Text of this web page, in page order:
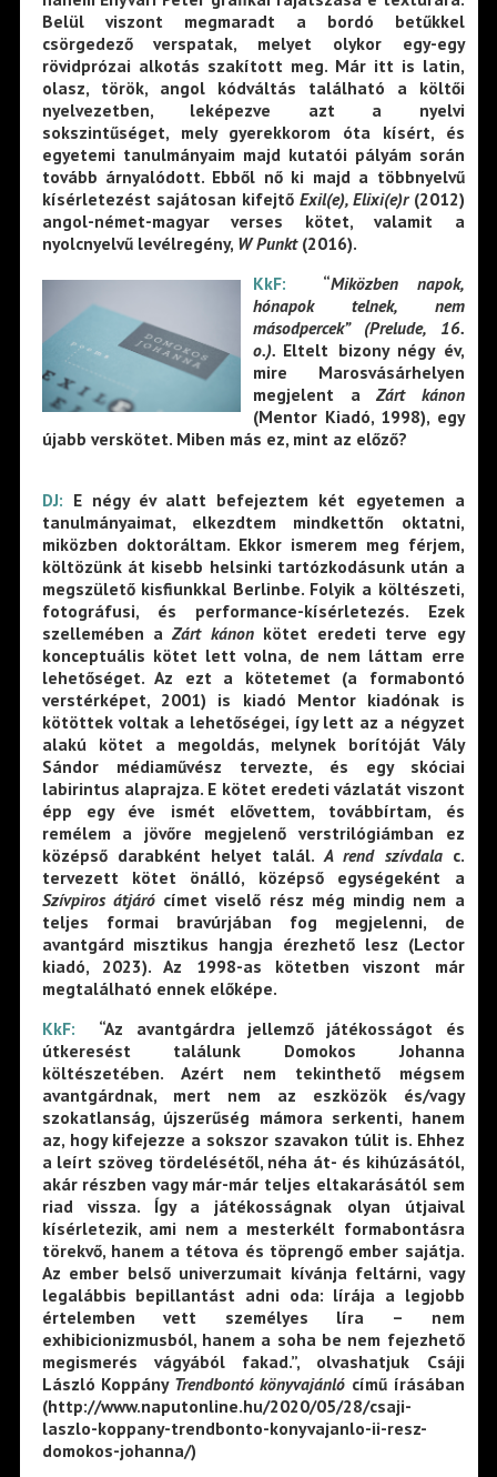
Belül viszont megmaradt a bordó betűkkel
csörgedező verspatak, melyet olykor egy-egy
rövidprózai alkotás szakított meg. Már itt is latin,
olasz, török, angol kódváltás található a költői
nyelvezetben, leképezve azt a nyelvi
sokszintűséget, mely gyerekkorom óta kísért, és
egyetemi tanulmányaim majd kutatói pályám során
tovább árnyalódott. Ebből nő ki majd a többnyelvű
kísérletezést sajátosan kifejtő Exil(e), Elixi(e)r(2012)
angol-német-magyar verses kötet, valamit a
nyolcnyelvű levélregény, W Punkt(2016).
KkF:
“Miközben napok,
hónapok telnek, nem
másodpercek” (Prelude, 16.
o.). Eltelt bizony négy év,
mire Marosvásárhelyen
megjelent aZárt kánon
(Mentor Kiadó, 1998), egy
újabb verskötet. Miben más ez, mint az előző?
DJ: E négy év alatt befejeztem két egyetemen a
tanulmányaimat, elkezdtem mindkettőn oktatni,
miközben doktoráltam. Ekkor ismerem meg férjem,
költözünk át kisebb helsinki tartózkodásunk után a
megszülető kisfiunkkal Berlinbe. Folyik a költészeti,
fotográfusi, és performance-kísérletezés. Ezek
szellemében aZárt kánonkötet eredeti terve egy
konceptuális kötet lett volna, de nem láttam erre
lehetőséget. Az ezt a kötetemet (a formabontó
verstérképet, 2001) is kiadó Mentor kiadónak is
kötöttek voltak a lehetőségei, így lett az a négyzet
alakú kötet a megoldás, melynek borítóját Vály
Sándor médiaművész tervezte, és egy skóciai
labirintus alaprajza. E kötet eredeti vázlatát viszont
épp egy éve ismét elővettem, továbbírtam, és
remélem a jövőre megjelenő verstrilógiámban ez
középső darabként helyet talál.A rend szívdalac.
tervezett kötet önálló, középső egységeként a
Szívpiros átjárócímet viselő rész még mindig nem a
teljes formai bravúrjában fog megjelenni, de
avantgárd misztikus hangja érezhető lesz (Lector
kiadó, 2023). Az 1998-as kötetben viszont már
megtalálható ennek előképe.
KkF:
“Az avantgárdra jellemző játékosságot és
útkeresést találunk Domokos Johanna
költészetében. Azért nem tekinthető mégsem
avantgárdnak, mert nem az eszközök és/vagy
szokatlanság, újszerűség mámora serkenti, hanem
az, hogy kifejezze a sokszor szavakon túlit is. Ehhez
a leírt szöveg tördelésétől, néha át- és kihúzásától,
akár részben vagy már-már teljes eltakarásától sem
riad vissza. Így a játékosságnak olyan útjaival
kísérletezik, ami nem a mesterkélt formabontásra
törekvő, hanem a tétova és töprengő ember sajátja.
Az ember belső univerzumait kívánja feltárni, vagy
legalábbis bepillantást adni oda: lírája a legjobb
értelemben vett személyes líra – nem
exhibicionizmusból, hanem a soha be nem fejezhető
megismerés vágyából fakad.”, olvashatjuk Csáji
László Koppány Trendbontó könyvajánló című írásában
(http://www.naputonline.hu/2020/05/28/csaji-
laszlo-koppany-trendbonto-konyvajanlo-ii-resz-
domokos-johanna/)